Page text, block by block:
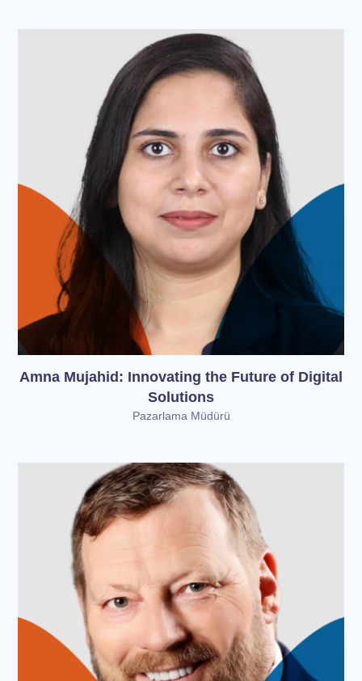
Amna Mujahid: Innovating the Future of Digital
Solutions
Pazarlama Müdürü